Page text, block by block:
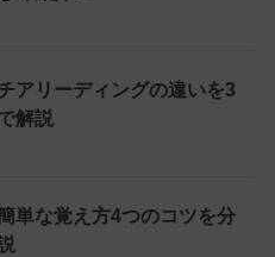
アリーディングの違いを3
解説
単な覚え方4つのコツを分